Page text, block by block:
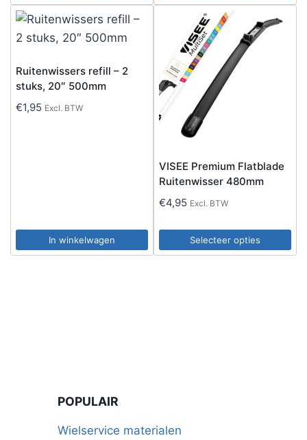
Dit
product
heeft
meerdere
variaties.
Deze
productpagina
Dit
product
heeft
meerdere
variaties.
Deze
optie
worden
productpagina
Ruitenwissers refill – 2
stuks, 20″ 500mm
€1,95 Excl. BTW
In winkelwagen
VISEE Premium Flatblade
Ruitenwisser 480mm
€4,95 Excl. BTW
Selecteer opties
Dit
worden
POPULAIR
Wielservice materialen